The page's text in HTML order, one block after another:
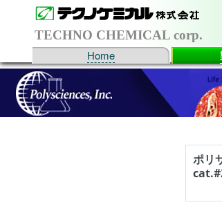
TECHNO CHEMICAL corp.
Home
ポリ